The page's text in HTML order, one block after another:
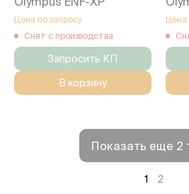
Цена по запросу
Снят с производства
Запросить КП
В корзину
Цена
Показать еще 2
1 2